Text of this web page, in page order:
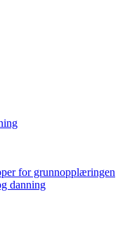
for grunnopplæringen
danning